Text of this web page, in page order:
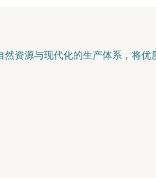
资源与现代化的生产体系，将优